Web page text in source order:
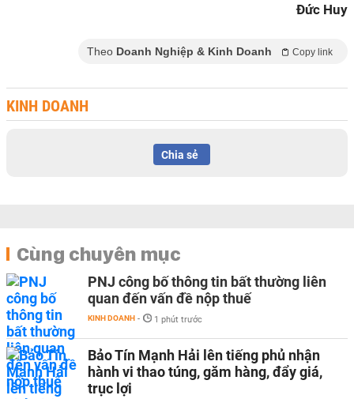
Đức Huy
Theo Doanh Nghiệp & Kinh Doanh Copy link
KINH DOANH
Chia sẻ
Cùng chuyên mục
PNJ công bố thông tin bất thường liên
quan đến vấn đề nộp thuế
KINH DOANH - 1 phút trước
Bảo Tín Mạnh Hải lên tiếng phủ nhận
hành vi thao túng, găm hàng, đẩy giá,
trục lợi